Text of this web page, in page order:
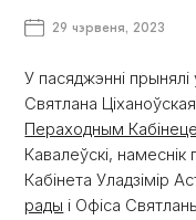
29 чэрвеня, 2023
У пасяджэнні
Святлана
Пераходным Кабінеце
Кавалеўскі,
Кабінета Уладзімір
рады і Офіса